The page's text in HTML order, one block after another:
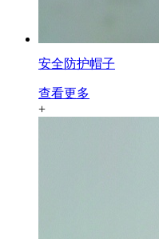
安全防护帽子
查看更多
+